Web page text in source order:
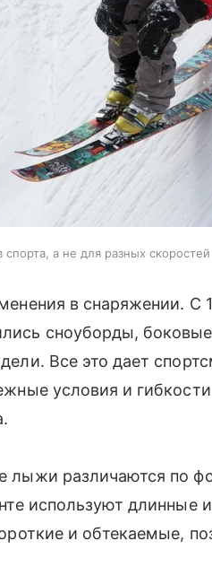
а не для разных скоростей
в снаряжении.
сноуборды,
Все это дает
условия и
лыжи различаются по
используют
и обтекаемые,